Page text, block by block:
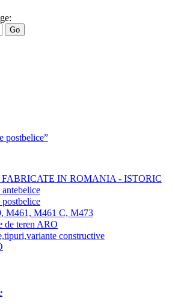
postbelice”
IN ROMANIA - ISTORIC
M461 C, M473
teren ARO
constructive